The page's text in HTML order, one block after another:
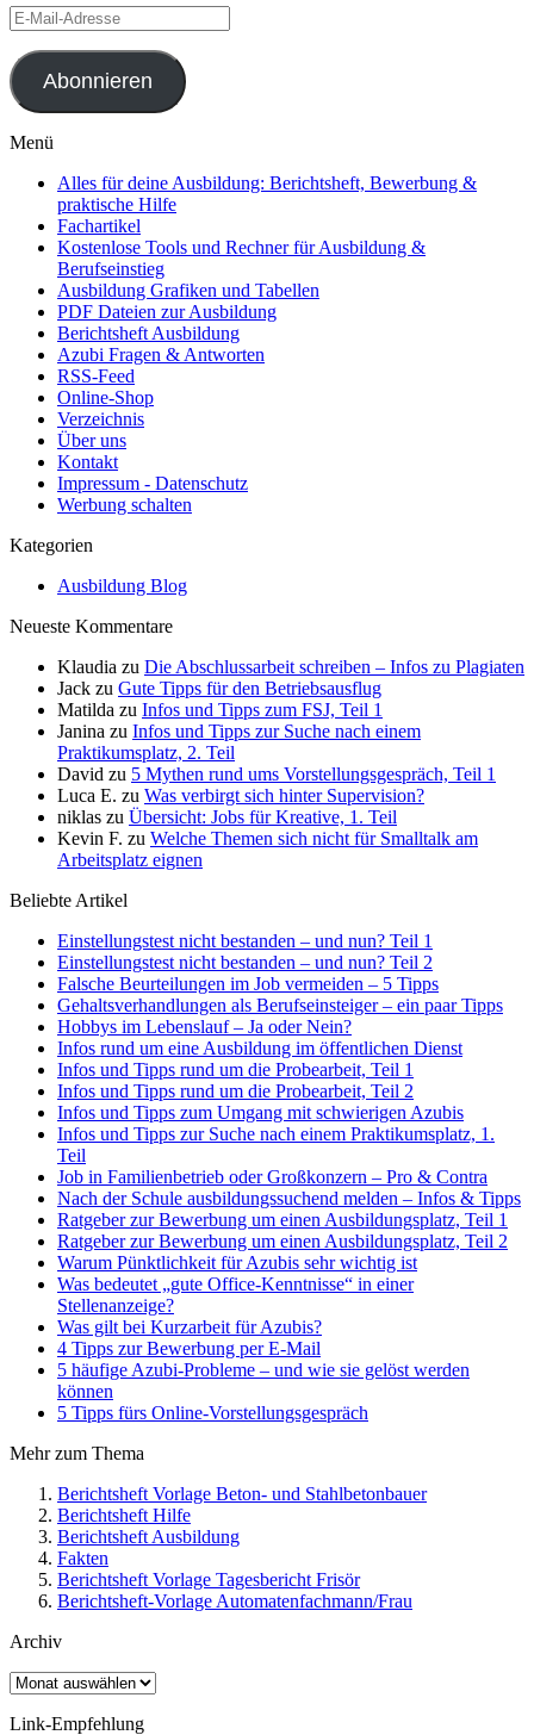
E-
Mail-
Adresse
Abonnieren
Menü
Alles für deine Ausbildung: Berichtsheft, Bewerbung &
praktische Hilfe
Fachartikel
Kostenlose Tools und Rechner für Ausbildung &
Berufseinstieg
Ausbildung Grafiken und Tabellen
PDF Dateien zur Ausbildung
Berichtsheft Ausbildung
Azubi Fragen & Antworten
RSS-Feed
Online-Shop
Verzeichnis
Über uns
Kontakt
Impressum - Datenschutz
Werbung schalten
Kategorien
Ausbildung Blog
Neueste Kommentare
Klaudia zu Die Abschlussarbeit schreiben – Infos zu Plagiaten
Jack zu Gute Tipps für den Betriebsausflug
Matilda zu Infos und Tipps zum FSJ, Teil 1
Janina zu Infos und Tipps zur Suche nach einem
Praktikumsplatz, 2. Teil
David zu 5 Mythen rund ums Vorstellungsgespräch, Teil 1
Luca E. zu Was verbirgt sich hinter Supervision?
niklas zu Übersicht: Jobs für Kreative, 1. Teil
Kevin F. zu Welche Themen sich nicht für Smalltalk am
Arbeitsplatz eignen
Beliebte Artikel
Einstellungstest nicht bestanden – und nun? Teil 1
Einstellungstest nicht bestanden – und nun? Teil 2
Falsche Beurteilungen im Job vermeiden – 5 Tipps
Gehaltsverhandlungen als Berufseinsteiger – ein paar Tipps
Hobbys im Lebenslauf – Ja oder Nein?
Infos rund um eine Ausbildung im öffentlichen Dienst
Infos und Tipps rund um die Probearbeit, Teil 1
Infos und Tipps rund um die Probearbeit, Teil 2
Infos und Tipps zum Umgang mit schwierigen Azubis
Infos und Tipps zur Suche nach einem Praktikumsplatz, 1.
Teil
Job in Familienbetrieb oder Großkonzern – Pro & Contra
Nach der Schule ausbildungssuchend melden – Infos & Tipps
Ratgeber zur Bewerbung um einen Ausbildungsplatz, Teil 1
Ratgeber zur Bewerbung um einen Ausbildungsplatz, Teil 2
Warum Pünktlichkeit für Azubis sehr wichtig ist
Was bedeutet „gute Office-Kenntnisse“ in einer
Stellenanzeige?
Was gilt bei Kurzarbeit für Azubis?
4 Tipps zur Bewerbung per E-Mail
5 häufige Azubi-Probleme – und wie sie gelöst werden
können
5 Tipps fürs Online-Vorstellungsgespräch
Mehr zum Thema
Berichtsheft Vorlage Beton- und Stahlbetonbauer
Berichtsheft Hilfe
Berichtsheft Ausbildung
Fakten
Berichtsheft Vorlage Tagesbericht Frisör
Berichtsheft-Vorlage Automatenfachmann/Frau
Archiv
Archiv
Link-Empfehlung